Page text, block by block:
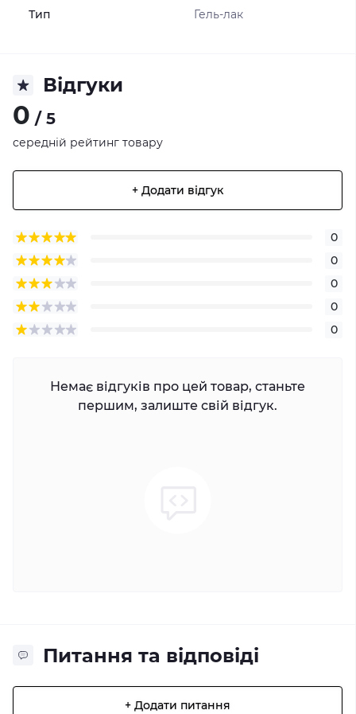
Тип Гель-лак
Відгуки
0 / 5
середній рейтинг товару
+ Додати відгук
0
0
0
0
0
Немає відгуків про цей товар, станьте
першим, залиште свій відгук.
Питання та відповіді
+ Додати питання